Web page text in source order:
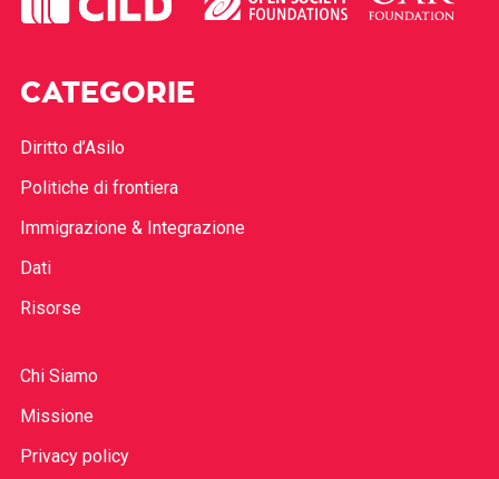
CATEGORIE
Diritto d’Asilo
Politiche di frontiera
Immigrazione & Integrazione
Dati
Risorse
Chi Siamo
Missione
Privacy policy